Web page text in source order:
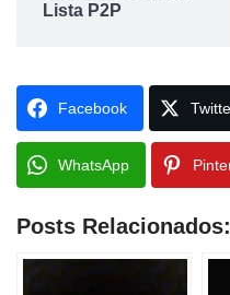
Lista P2P
Facebook
WhatsApp
Posts Relacionados: